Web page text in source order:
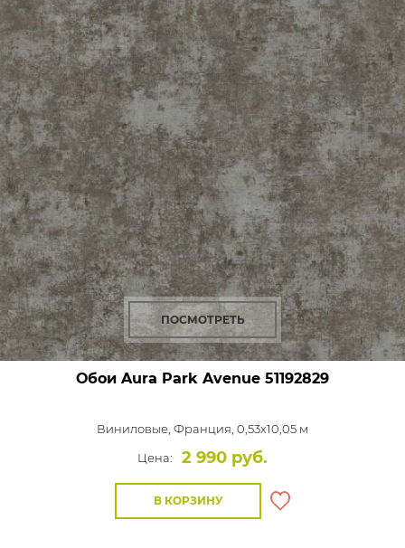
ПОСМОТРЕТЬ
Обои Aura Park Avenue 51192829
Виниловые, Франция, 0,53x10,05 м
Цена:
2 990 руб.
В КОРЗИНУ